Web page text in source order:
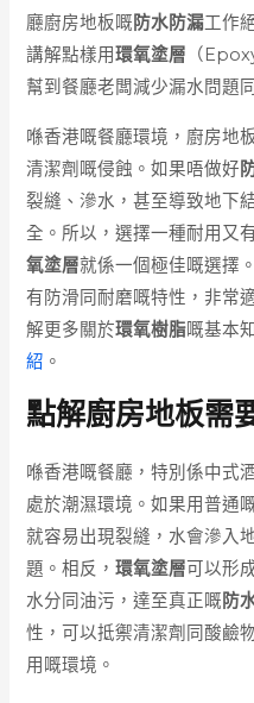
廳廚房地板嘅防水防漏工作
講解點樣用環氧塗層 （
幫到餐廳老闆減少漏水問題
喺香港嘅餐廳環境，廚房地
清潔劑嘅侵蝕。如果唔做好
裂縫、滲水，甚至導致地下
全。所以，選擇一種耐用又
氧塗層就係一個極佳嘅選擇
有防滑同耐磨嘅特性，非常
解更多關於環氧樹脂嘅基本
紹 。
點解廚房地板需
喺香港嘅餐廳，特別係中式
處於潮濕環境。如果用普通
就容易出現裂縫，水會滲入
題。相反，環氧塗層可以形
水分同油污，達至真正嘅防
性，可以抵禦清潔劑同酸鹼
用嘅環境。